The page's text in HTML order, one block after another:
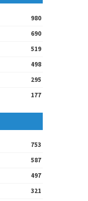
980
690
519
498
295
177
753
587
497
321